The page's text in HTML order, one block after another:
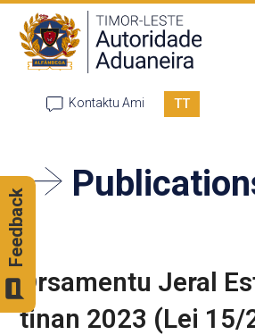
Kontaktu Ami TT
Orsamentu Jeral
tinan 2023 (Lei 15/
Feedback